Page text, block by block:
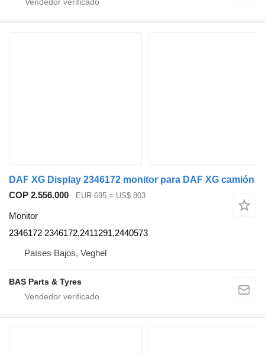
DAF XG Display 2346172 monitor para DAF XG camión
COP 2.556.000
EUR 695 ≈ US$ 803
Monitor
2346172 2346172,2411291,2440573
Países Bajos, Veghel
BAS Parts & Tyres